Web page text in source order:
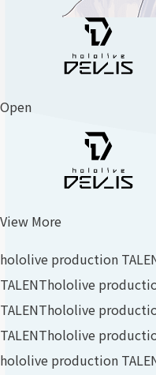
Open
View More
hololive production
TALENThololive
TALENThololive
TALENThololive
hololive production